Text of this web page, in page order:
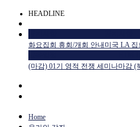
HEADLINE
화요집회 휴회/개회 안내 미국 LA 집
(마감) 01기 영적 전쟁 세미나마감 (
Home